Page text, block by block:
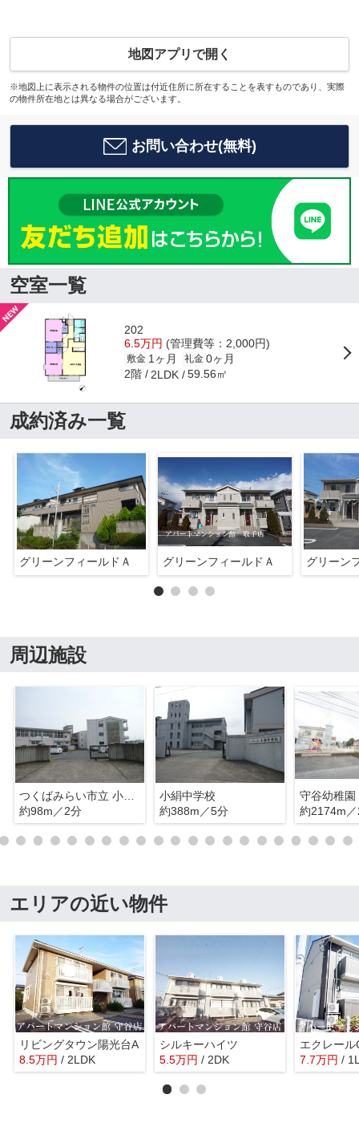
地図アプリで開く
※地図上に表示される物件の位置は付近住所に所在することを表すものであり、実際
の物件所在地とは異なる場合がございます。
お問い合わせ(無料)
空室一覧
202
6.5万円 (管理費等：2,000円)
敷金 1ヶ月 礼金 0ヶ月
2階 2LDK 59.56㎡
成約済み一覧
グリーンフィールドＡ グリーンフィールドＡ グリーン
周辺施設
つくばみらい市立 小絹小学校
約98m／2分
小絹中学校
約388m／5分
守谷幼稚園
約2174m
エリアの近い物件
リビングタウン陽光台A
8.5万円 / 2LDK
シルキーハイツ
5.5万円 / 2DK
エクレール
7.7万円 /